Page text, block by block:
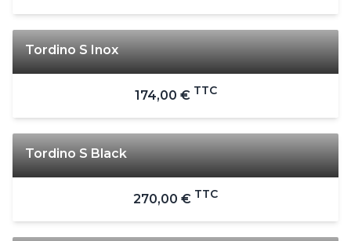
Tordino S Inox
174,00 € TTC
Tordino S Black
270,00 € TTC